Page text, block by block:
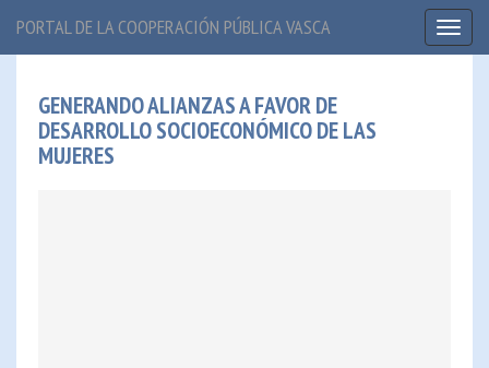
PORTAL DE LA COOPERACIÓN PÚBLICA VASCA
GENERANDO ALIANZAS A FAVOR DE
DESARROLLO SOCIOECONÓMICO DE LAS
MUJERES